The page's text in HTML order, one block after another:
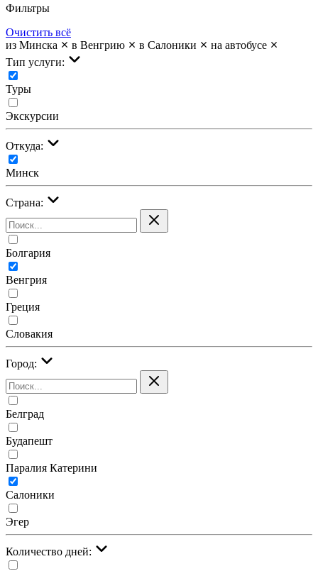
Фильтры
Очистить всё
из Минска
в Венгрию в Салоники
на автобусе
Тип услуги:
Туры
Экскурсии
Откуда:
Минск
Страна:
Болгария
Венгрия
Греция
Словакия
Город:
Белград
Будапешт
Паралия Катерини
Салоники
Эгер
Количество дней: